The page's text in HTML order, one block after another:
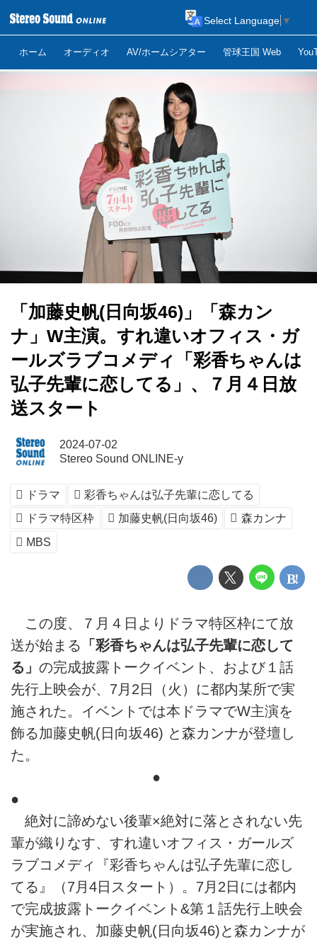
ホーム オーディオ AV/ホームシアター 管球王国 Web
Select Language ▼
「加藤史帆(日向坂46)」「森カン
ナ」W主演。すれ違いオフィス・ガ
ールズラブコメディ「彩香ちゃんは
弘子先輩に恋してる」、７月４日放
送スタート
2024-07-02
Stereo Sound ONLINE-y
ドラマ
彩香ちゃんは弘子先輩に恋してる
ドラマ特区枠
加藤史帆(日向坂46)
森カンナ
MBS
この度、７月４日よりドラマ特区枠にて放
送が始まる 「彩香ちゃんは弘子先輩に恋して
る」 の完成披露トークイベント、および１話
先行上映会が、7月2日（火）に都内某所で実
施された。イベントでは本ドラマでW主演を
飾る加藤史帆(日向坂46) と森カンナが登壇し
た。
●
●
絶対に諦めない後輩×絶対に落とされない先
輩が織りなす、すれ違いオフィス・ガールズ
ラブコメディ『彩香ちゃんは弘子先輩に恋し
てる』（7月4日スタート）。7月2日には都内
で完成披露トークイベント&第１話先行上映会
が実施され、加藤史帆(日向坂46)と森カンナが